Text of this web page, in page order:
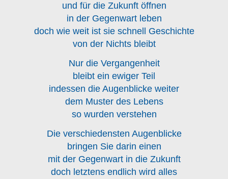
und für die Zukunft öffnen
in der Gegenwart leben
doch wie weit ist sie schnell Geschichte
von der Nichts bleibt
Nur die Vergangenheit
bleibt ein ewiger Teil
indessen die Augenblicke weiter
dem Muster des Lebens
so wurden verstehen
Die verschiedensten Augenblicke
bringen Sie darin einen
mit der Gegenwart in die Zukunft
doch letztens endlich wird alles